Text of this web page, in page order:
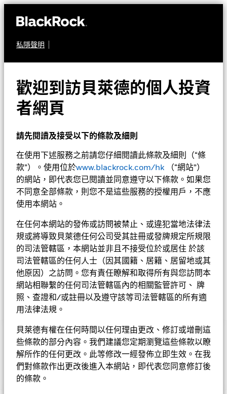
私隱聲明
歡迎到訪貝萊德的個人投資
者網頁
請先閱讀及接受以下的條款及細則
在使用下述服務之前請您仔細閱讀此條款及細則（“條
款”）。使用位於www.blackrock.com/hk （“網站”）
的網站，即代表您已閱讀並同意遵守以下條款。如果您
不同意全部條款，則您不是這些服務的授權用戶，不應
使用本網站。
在任何本網站的發佈或訪問被禁止、或違犯當地法律法
規或將導致貝萊德任何公司受其註冊或發牌規定所規限
的司法管轄區，本網站並非且不接受位於或居住 於該
司法管轄區的任何人士（因其國籍、居籍、居留地或其
他原因）之訪問。您有責任瞭解和取得所有與您訪問本
網站相聯繫的任何司法管轄區內的相關監管許可、 牌
照、查證和/或註冊以及遵守該等司法管轄區的所有適
用法律法規。
貝萊德有權在任何時間以任何理由更改、修訂或增刪這
些條款的部分內容。我們建議您定期瀏覽這些條款以瞭
解所作的任何更改。此等修改一經發佈立即生效。在我
們對條款作出更改後進入本網站，即代表您同意修訂後
的條款。
股票
貝萊德新興市場股票入息
基金
淨值截至 2026年8月7日
GBP 15.23
52週波幅 10.74 - 17.01
Morningstar星號評級
重要提示︰
•基金投資於股票，較大的股票價值波動可招致重大虧損。基金賺
取收入的投資策略或會減低基金資本增長的潛力以及將來的收入。
基金投資於若干新興市場，可能需承受政治、稅務、經濟、社會及
外匯因素產生的風險。